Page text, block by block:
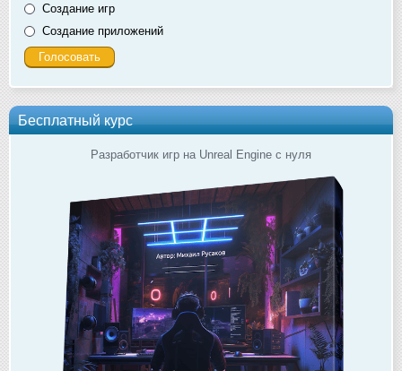
Создание игр
Создание приложений
Бесплатный курс
Разработчик игр на Unreal Engine с нуля